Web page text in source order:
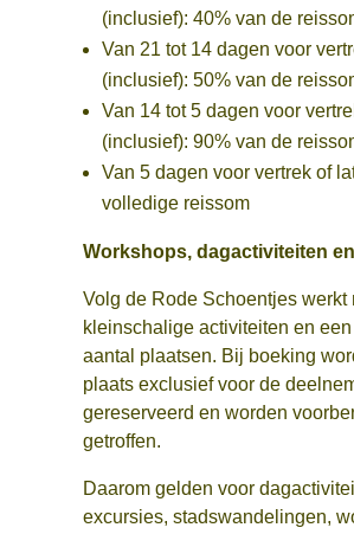
(inclusief): 40% van de
Van 21 tot 14 dagen voor
(inclusief): 50% van de
Van 14 tot 5 dagen voor
(inclusief): 90% van de
Van 5 dagen voor vertrek of
volledige reissom
Workshops, dagactiviteiten
Volg de Rode Schoentjes werkt
kleinschalige activiteiten en
aantal plaatsen. Bij boeking
plaats exclusief voor de
gereserveerd en worden
getroffen.
Daarom gelden voor
excursies, stadswandelingen,